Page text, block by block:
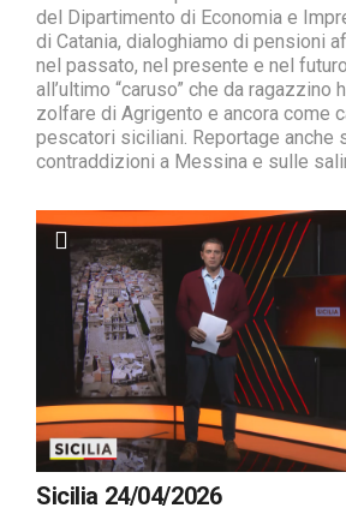
del Dipartimento di Economia e
di Catania, dialoghiamo di pensioni
nel passato, nel presente e nel
all’ultimo “caruso” che da ragazzino
zolfare di Agrigento e ancora come
pescatori siciliani. Reportage anche
contraddizioni a Messina e sulle
Sicilia 24/04/2026